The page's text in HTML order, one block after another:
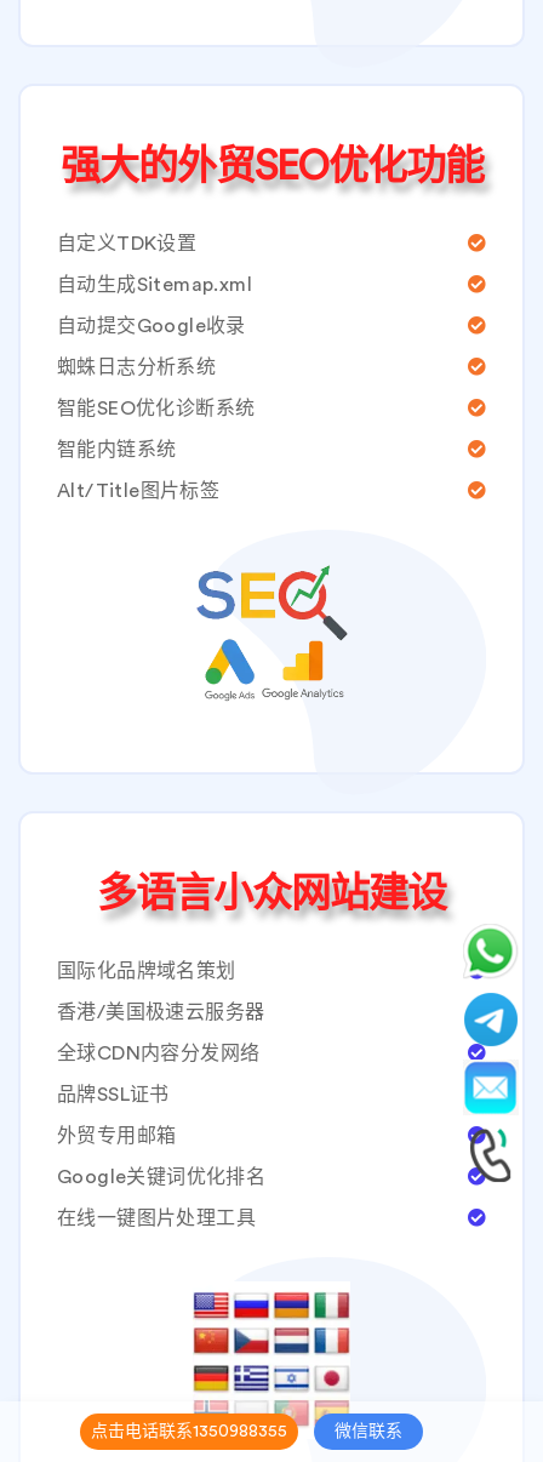
强大的外贸SEO优化功能
自定义TDK设置
自动生成Sitemap.xml
自动提交Google收录
蜘蛛日志分析系统
智能SEO优化诊断系统
智能内链系统
Alt/Title图片标签
多语言小众网站建设
国际化品牌域名策划
香港/美国极速云服务器
全球CDN内容分发网络
品牌SSL证书
外贸专用邮箱
Google关键词优化排名
在线一键图片处理工具
点击电话联系1350988355 微信联系